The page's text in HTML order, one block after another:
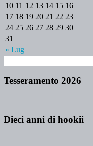
« Lug
10 11 12 13 14 15 16
17 18 19 20 21 22 23
24 25 26 27 28 29 30
31
Tesseramento 2026
Dieci anni di hookii